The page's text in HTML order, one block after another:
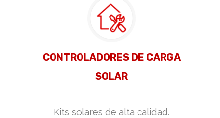
CONTROLADORES DE CARGA
SOLAR
Kits solares de alta calidad.